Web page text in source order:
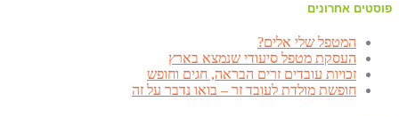
פוסטים אחרונים
המטפל שלי אלים?
העסקת מטפל סיעודי שנמצא בארץ
זכויות עובדים זרים הבראה, חגים וחופש
חופשת מולדת לעובד זר – בואו נדבר על זה